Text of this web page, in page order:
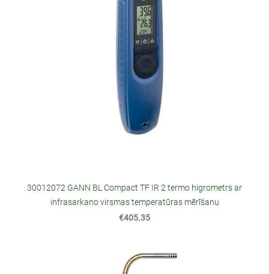
30012072 GANN BL Compact TF IR 2 termo higrometrs ar
infrasarkano virsmas temperatūras mērīšanu
€405.35